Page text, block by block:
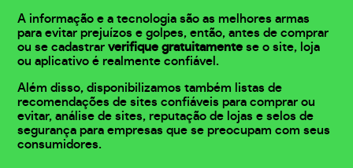
A informação e a tecnologia são as melhores armas
para evitar prejuízos e golpes, então, antes de comprar
ou se cadastrarverifique gratuitamente se o site, loja
ou aplicativo é realmente confiável.
Além disso, disponibilizamos também listas de
recomendações de sites confiáveis para comprar ou
evitar, análise de sites, reputação de lojas e selos de
segurança para empresas que se preocupam com seus
consumidores.